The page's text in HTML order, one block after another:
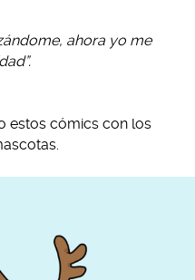
ahora yo me
estos cómics con los